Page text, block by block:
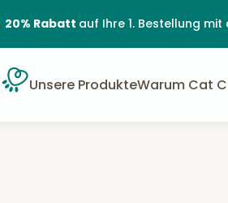
20% Rabatt auf Ihre 1. Bestellung
Unsere ProdukteWarum Cat